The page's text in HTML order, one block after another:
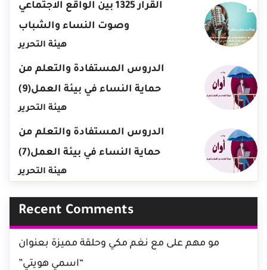
القرار 1325 بين الواقع الاجتماعي
وصوت النساء والشباب
هيئة التحرير
الدروس المستفادة والتعلم من
حماية النساء في بيئة العمل(9)
هيئة التحرير
الدروس المستفادة والتعلم من
حماية النساء في بيئة العمل(7)
هيئة التحرير
Recent Comments
مو مهم على مع نغم مكي وحلقة مميزة بعنوان
“اسمي هويتي”